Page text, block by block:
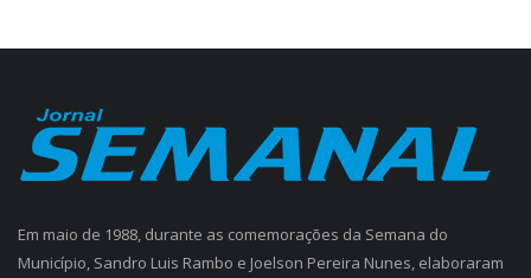
Em maio de 1988, durante as comemorações da Semana do
Município, Sandro Luis Rambo e Joelson Pereira Nunes, elaboraram